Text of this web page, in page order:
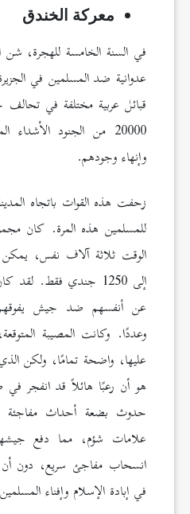
معركة الخندق
في السنة الخامسة للهجرة،
عدوانية ضد المسلمين في
20000 من الجنود
وإنهاء وجودهم.
زحفت هذه القوات باتجاه
للمسلمين هذه المرة. كان
إلى 1250 جندي فقط.
عن أنفسهم ضد جيش
وعددًا. وكانت المصيبة
عليها، واضحة تمامًا، ولكن
هو أن رعبًا هائلاً قد انفجر
حدوث بضعة أحداث مفاجئة
علامات شؤم، مما دفع
انسحاب مفاجئ سريع، دون أن
في إبادة الإسلام وإفناء